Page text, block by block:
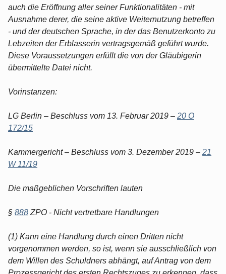
auch die Eröffnung aller seiner Funktionalitäten - mit
Ausnahme derer, die seine aktive Weiternutzung betreffen
- und der deutschen Sprache, in der das Benutzerkonto zu
Lebzeiten der Erblasserin vertragsgemäß geführt wurde.
Diese Voraussetzungen erfüllt die von der Gläubigerin
übermittelte Datei nicht.
Vorinstanzen:
LG Berlin – Beschluss vom 13. Februar 2019 – 20 O
172/15
Kammergericht – Beschluss vom 3. Dezember 2019 – 21
W 11/19
Die maßgeblichen Vorschriften lauten
§ 888 ZPO - Nicht vertretbare Handlungen
(1) Kann eine Handlung durch einen Dritten nicht
vorgenommen werden, so ist, wenn sie ausschließlich von
dem Willen des Schuldners abhängt, auf Antrag von dem